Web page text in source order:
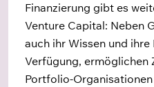
Finanzierung gibt es
Venture Capital: Neben
auch ihr Wissen und ihre
Verfügung, ermöglichen
Portfolio-